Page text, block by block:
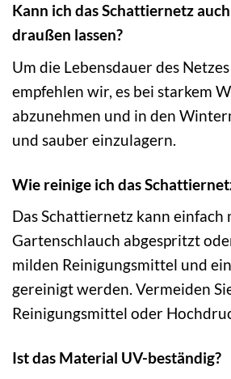
Kann ich das Schattiernetz
draußen lassen?
Um die Lebensdauer des
empfehlen wir, es bei starkem
abzunehmen und in den
und sauber einzulagern.
Wie reinige ich das
Das Schattiernetz kann einfach
Gartenschlauch abgespritzt
milden Reinigungsmittel und
gereinigt werden. Vermeiden
Reinigungsmittel oder
Ist das Material UV-beständig?